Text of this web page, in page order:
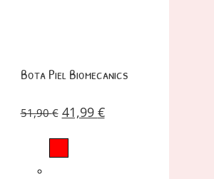
Bota Piel Biomecanics
51,90€ 41,99 €